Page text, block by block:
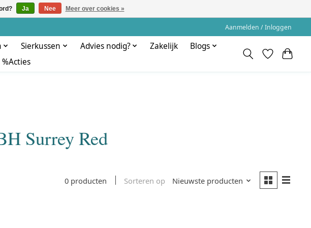
Aanmelden / Inloggen
Sierkussen Advies nodig? Zakelijk
Blogs
%Acties
Surrey Red
0 producten Sorteren op Nieuwste producten
Ja Nee Meer over cookies »